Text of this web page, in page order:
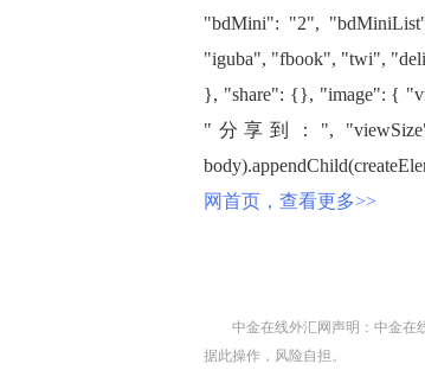
"bdMini": "2",
"iguba", "fbook", "twi",
}, "share": {}, "image": {
"分享到：", "viewSize":
网首页，查看更多>>
中金在线外汇网声明：中金在
据此操作，风险自担。